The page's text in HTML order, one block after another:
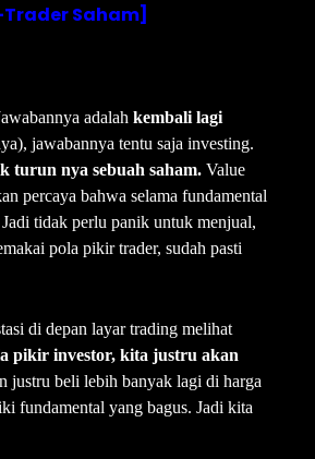
Saham]
adalah kembali lagi
jawabannya tentu saja investing.
turun nya sebuah saham. Value
percaya bahwa selama fundamental
tidak perlu panik untuk menjual,
pola pikir trader, sudah pasti
di depan layar trading melihat
pikir investor, kita justru akan
justru beli lebih banyak lagi di harga
fundamental yang bagus. Jadi kita